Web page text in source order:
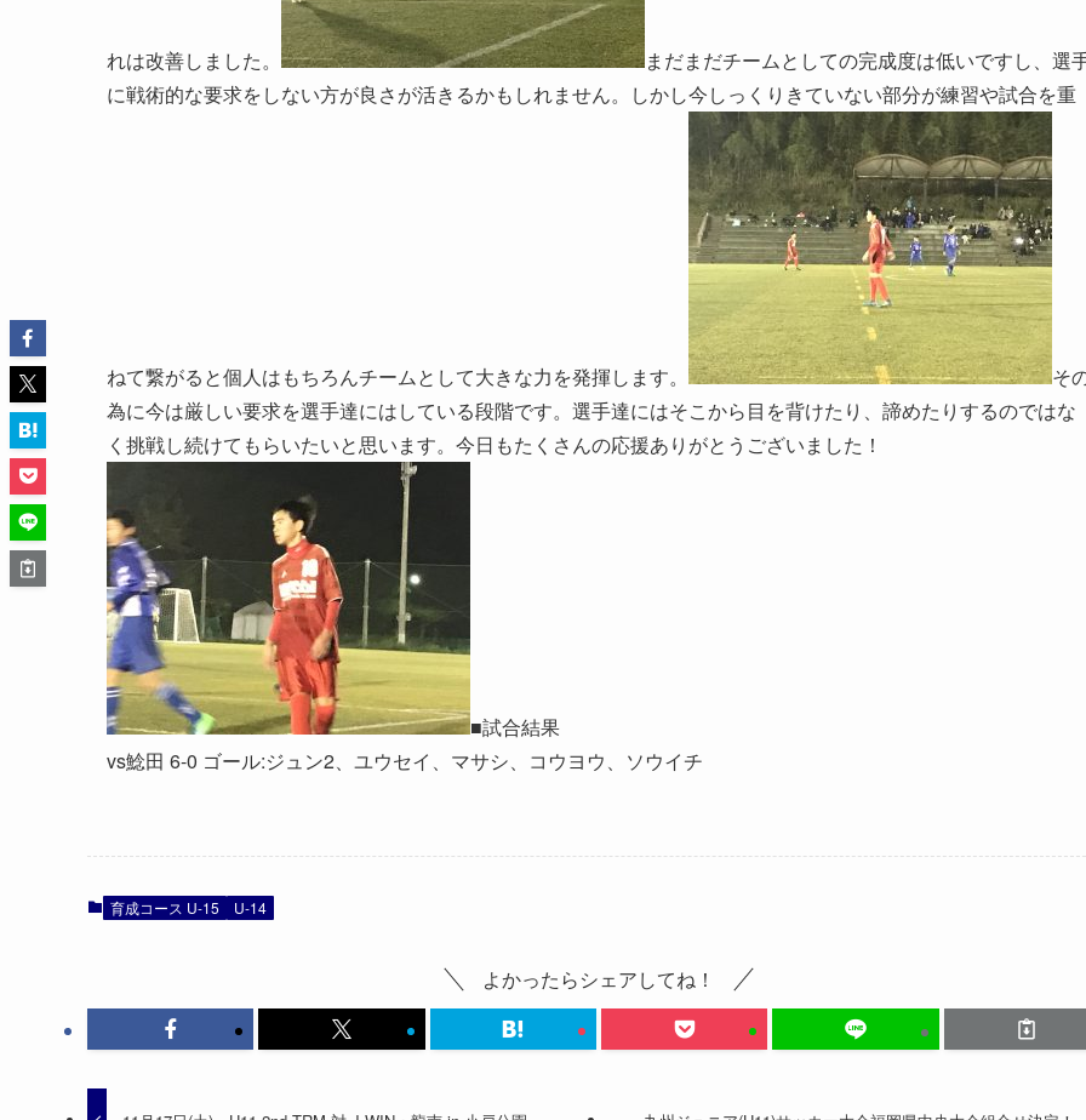
れは改善しました。
まだまだチームとしての完成度は低いですし、選
に戦術的な要求をしない方が良さが活きるかもしれません。しかし今しっくりきていない部分が練習や試合を重
ねて繋がると個人はもちろんチームとして大きな力を発揮します。
そ
為に今は厳しい要求を選手達にはしている段階です。選手達にはそこから目を背けたり、諦めたりするのではな
く挑戦し続けてもらいたいと思います。今日もたくさんの応援ありがとうございました！
■試合結果
vs鯰田 6-0 ゴール:ジュン2、ユウセイ、マサシ、コウヨウ、ソウイチ
育成コース U-15 U-14
よかったらシェアしてね！